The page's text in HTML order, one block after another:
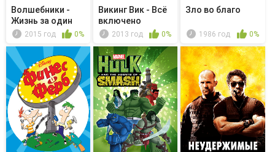
Волшебники -
Жизнь за один
день2015 год 0%
Викинг Вик - Всё
включено
2013 год 0%
Зло во благо
1986 год 0%